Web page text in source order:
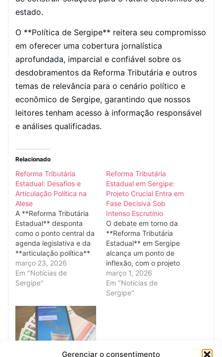
Gerenciar o consentimento
estado.
O **Política de Sergipe** reitera seu compromisso
em oferecer uma cobertura jornalística
aprofundada, imparcial e confiável sobre os
desdobramentos da Reforma Tributária e outros
temas de relevância para o cenário político e
econômico de Sergipe, garantindo que nossos
leitores tenham acesso à informação responsável
e análises qualificadas.
Relacionado
Reforma Tributária
Estadual: Desafios e
Articulação Política na
Alese
A **Reforma Tributária
Estadual** desponta
como o ponto central da
agenda legislativa e da
**articulação política**
na Assembleia
Legislativa de Sergipe
(Alese) neste segundo
a **base governista** e
a **oposição**.
Considerado essencial
para modernizar a
estrutura arrecadatória e
março 23, 2026
Em "Notícias de
Sergipe"
Reforma Tributária
Estadual em Sergipe:
Projeto Crucial Entra em
Fase Decisiva Sob
Intenso Escrutínio
O debate em torno da
**Reforma Tributária
Estadual** em Sergipe
alcança um ponto de
inflexão, com o projeto
considerado estratégico
pelo Governo de Sergipe
adentrando sua fase
enfrenta riscos de
março 1, 2026
Em "Notícias de
Sergipe"